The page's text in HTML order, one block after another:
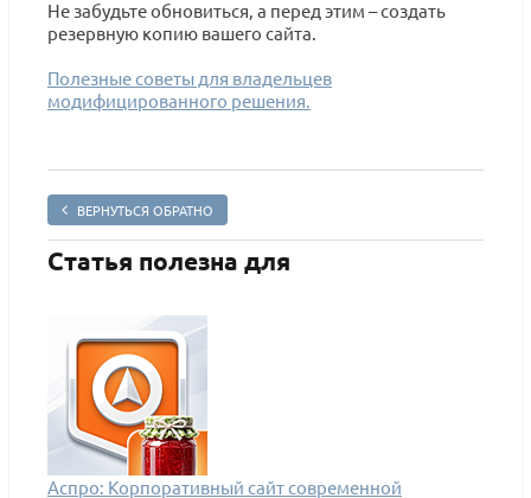
Не забудьте обновиться, а перед этим – создать
резервную копию вашего сайта.
Полезные советы для владельцев
модифицированного решения.
ВЕРНУТЬСЯ ОБРАТНО
Статья полезна для
Аспро: Корпоративный сайт современной